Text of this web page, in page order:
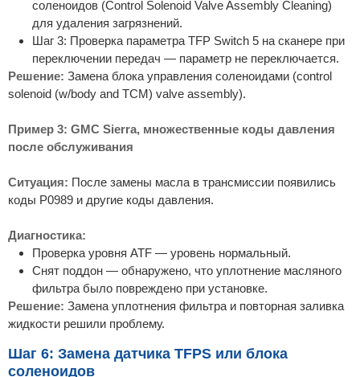
соленоидов (Control Solenoid Valve Assembly Cleaning)
для удаления загрязнений.
Шаг 3: Проверка параметра TFP Switch 5 на сканере при
переключении передач — параметр не переключается.
Решение: Замена блока управления соленоидами (control
solenoid (w/body and TCM) valve assembly).
Пример 3: GMC Sierra, множественные коды давления
после обслуживания
Ситуация: После замены масла в трансмиссии появились
коды P0989 и другие коды давления.
Диагностика:
Проверка уровня ATF — уровень нормальный.
Снят поддон — обнаружено, что уплотнение масляного
фильтра было повреждено при установке.
Решение: Замена уплотнения фильтра и повторная заливка
жидкости решили проблему.
Шаг 6: Замена датчика TFPS или блока
соленоидов